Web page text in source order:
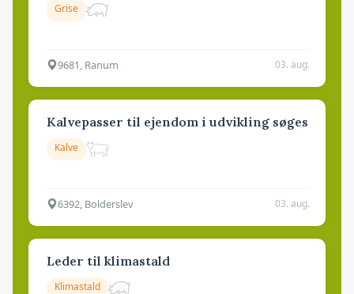
Grise
9681, Ranum 03. aug.
Kalvepasser til ejendom i udvikling søges
Kalve
6392, Bolderslev 03. aug.
Leder til klimastald
Klimastald